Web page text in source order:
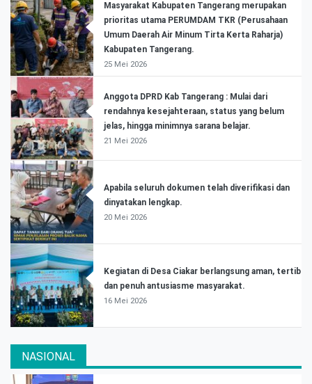
Masyarakat Kabupaten Tangerang merupakan
prioritas utama PERUMDAM TKR (Perusahaan
Umum Daerah Air Minum Tirta Kerta Raharja)
Kabupaten Tangerang.
25 Mei 2026
Anggota DPRD Kab Tangerang : Mulai dari
rendahnya kesejahteraan, status yang belum
jelas, hingga minimnya sarana belajar.
21 Mei 2026
Apabila seluruh dokumen telah diverifikasi dan
dinyatakan lengkap.
20 Mei 2026
Kegiatan di Desa Ciakar berlangsung aman, tertib
dan penuh antusiasme masyarakat.
16 Mei 2026
NASIONAL